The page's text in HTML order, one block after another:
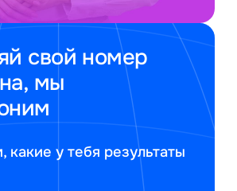
свой номер
мы
какие у тебя результаты